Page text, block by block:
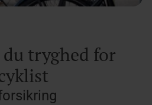
du tryghed for